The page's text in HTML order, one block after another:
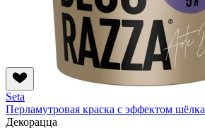
Seta
Перламутровая краска с эффектом шёлка
Декорацца